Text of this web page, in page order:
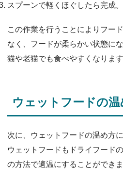
スプーンで軽くほぐしたら完成。
この作業を行うことによりフー
なく、フードが柔らかい状態に
猫や老猫でも食べやすくなります
ウェットフードの温
次に、ウェットフードの温め方
ウェットフードもドライフード
の方法で適温にすることができま